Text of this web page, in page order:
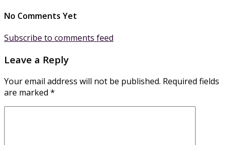
No Comments Yet
Subscribe to comments feed
Leave a Reply
Your email address will not be published. Required fields
are marked *